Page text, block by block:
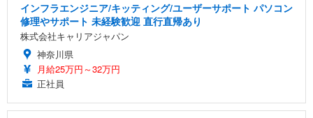
インフラエンジニア/キッティング/ユーザーサポート パソコン
修理やサポート 未経験歓迎 直行直帰あり
株式会社キャリアジャパン
神奈川県
月給25万円～32万円
正社員